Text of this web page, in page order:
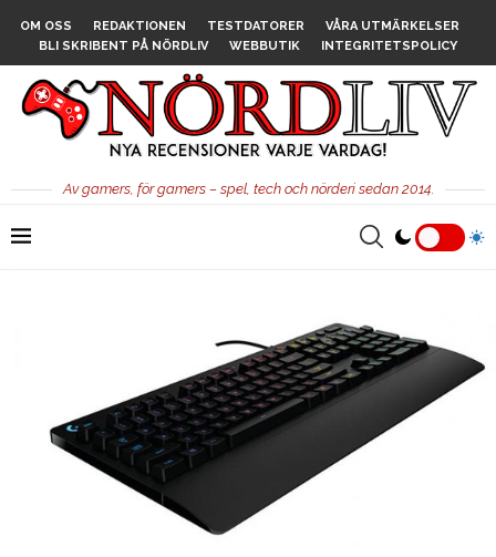
OM OSS REDAKTIONEN TESTDATORER
VÅRA UTMÄRKELSER
BLI SKRIBENT PÅ NÖRDLIV
WEBBUTIK INTEGRITETSPOLICY
Av gamers, för gamers – spel, tech och nörderi sedan 2014.